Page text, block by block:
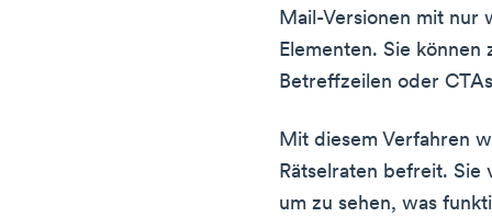
Mail-Versionen mit nur
Elementen. Sie
Betreffzeilen oder
Mit diesem Verfahren
Rätselraten befreit. Sie
um zu sehen, was